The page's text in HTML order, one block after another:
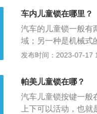
议车主在后排放置儿
锁儿童保险，其作
程中把门打开，从而
这种事件发生，车主
车内儿童锁在哪里？
汽车的儿童锁一般有
域；另一种是机械式
如下：儿童锁作用：
型：儿童锁分为旋钮
中才能转动旋钮开关
可完成开启和关闭的
发布时间：2023-07-17
帕美儿童锁在哪？
汽车儿童锁按键一般
上下可以活动，也